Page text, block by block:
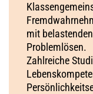
mit
Problemlösen.
Zahlreiche